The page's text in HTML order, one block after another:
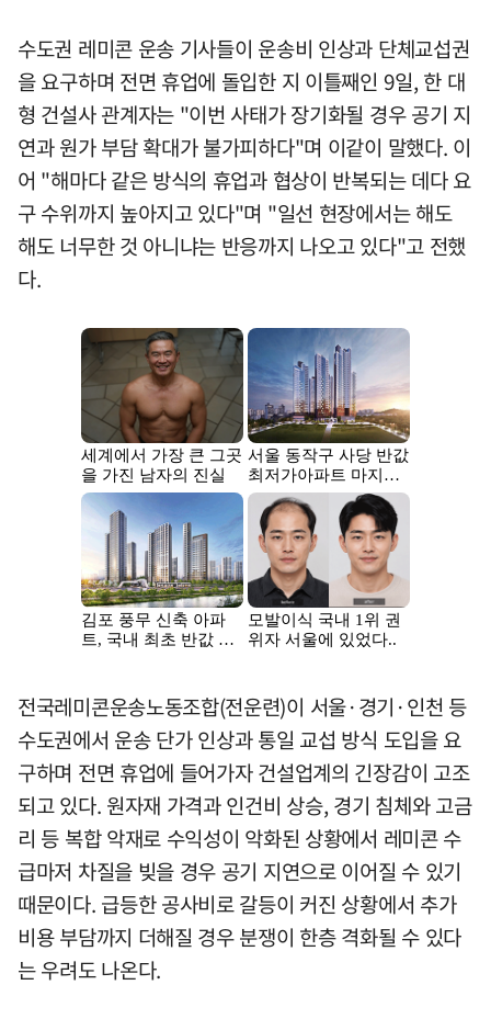
수도권 레미콘 운송 기사들이 운송비 인상과 단체교섭권
을 요구하며 전면 휴업에 돌입한 지 이틀째인 9일, 한 대
형 건설사 관계자는 "이번 사태가 장기화될 경우 공기 지
연과 원가 부담 확대가 불가피하다"며 이같이 말했다. 이
어 "해마다 같은 방식의 휴업과 협상이 반복되는 데다 요
구 수위까지 높아지고 있다"며 "일선 현장에서는 해도
해도 너무한 것 아니냐는 반응까지 나오고 있다"고 전했
다.
전국레미콘운송노동조합(전운련)이 서울·경기·인천 등
수도권에서 운송 단가 인상과 통일 교섭 방식 도입을 요
구하며 전면 휴업에 들어가자 건설업계의 긴장감이 고조
되고 있다. 원자재 가격과 인건비 상승, 경기 침체와 고금
리 등 복합 악재로 수익성이 악화된 상황에서 레미콘 수
급마저 차질을 빚을 경우 공기 지연으로 이어질 수 있기
때문이다. 급등한 공사비로 갈등이 커진 상황에서 추가
비용 부담까지 더해질 경우 분쟁이 한층 격화될 수 있다
는 우려도 나온다.